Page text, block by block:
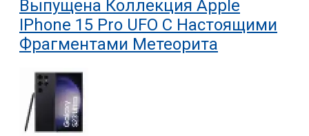
Выпущена Коллекция Apple
IPhone 15 Pro UFO С Настоящими
Фрагментами Метеорита